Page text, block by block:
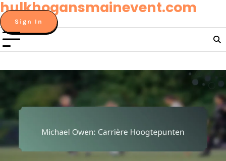
Skip
to
content
hulkhogansmainevent.com
Sign In